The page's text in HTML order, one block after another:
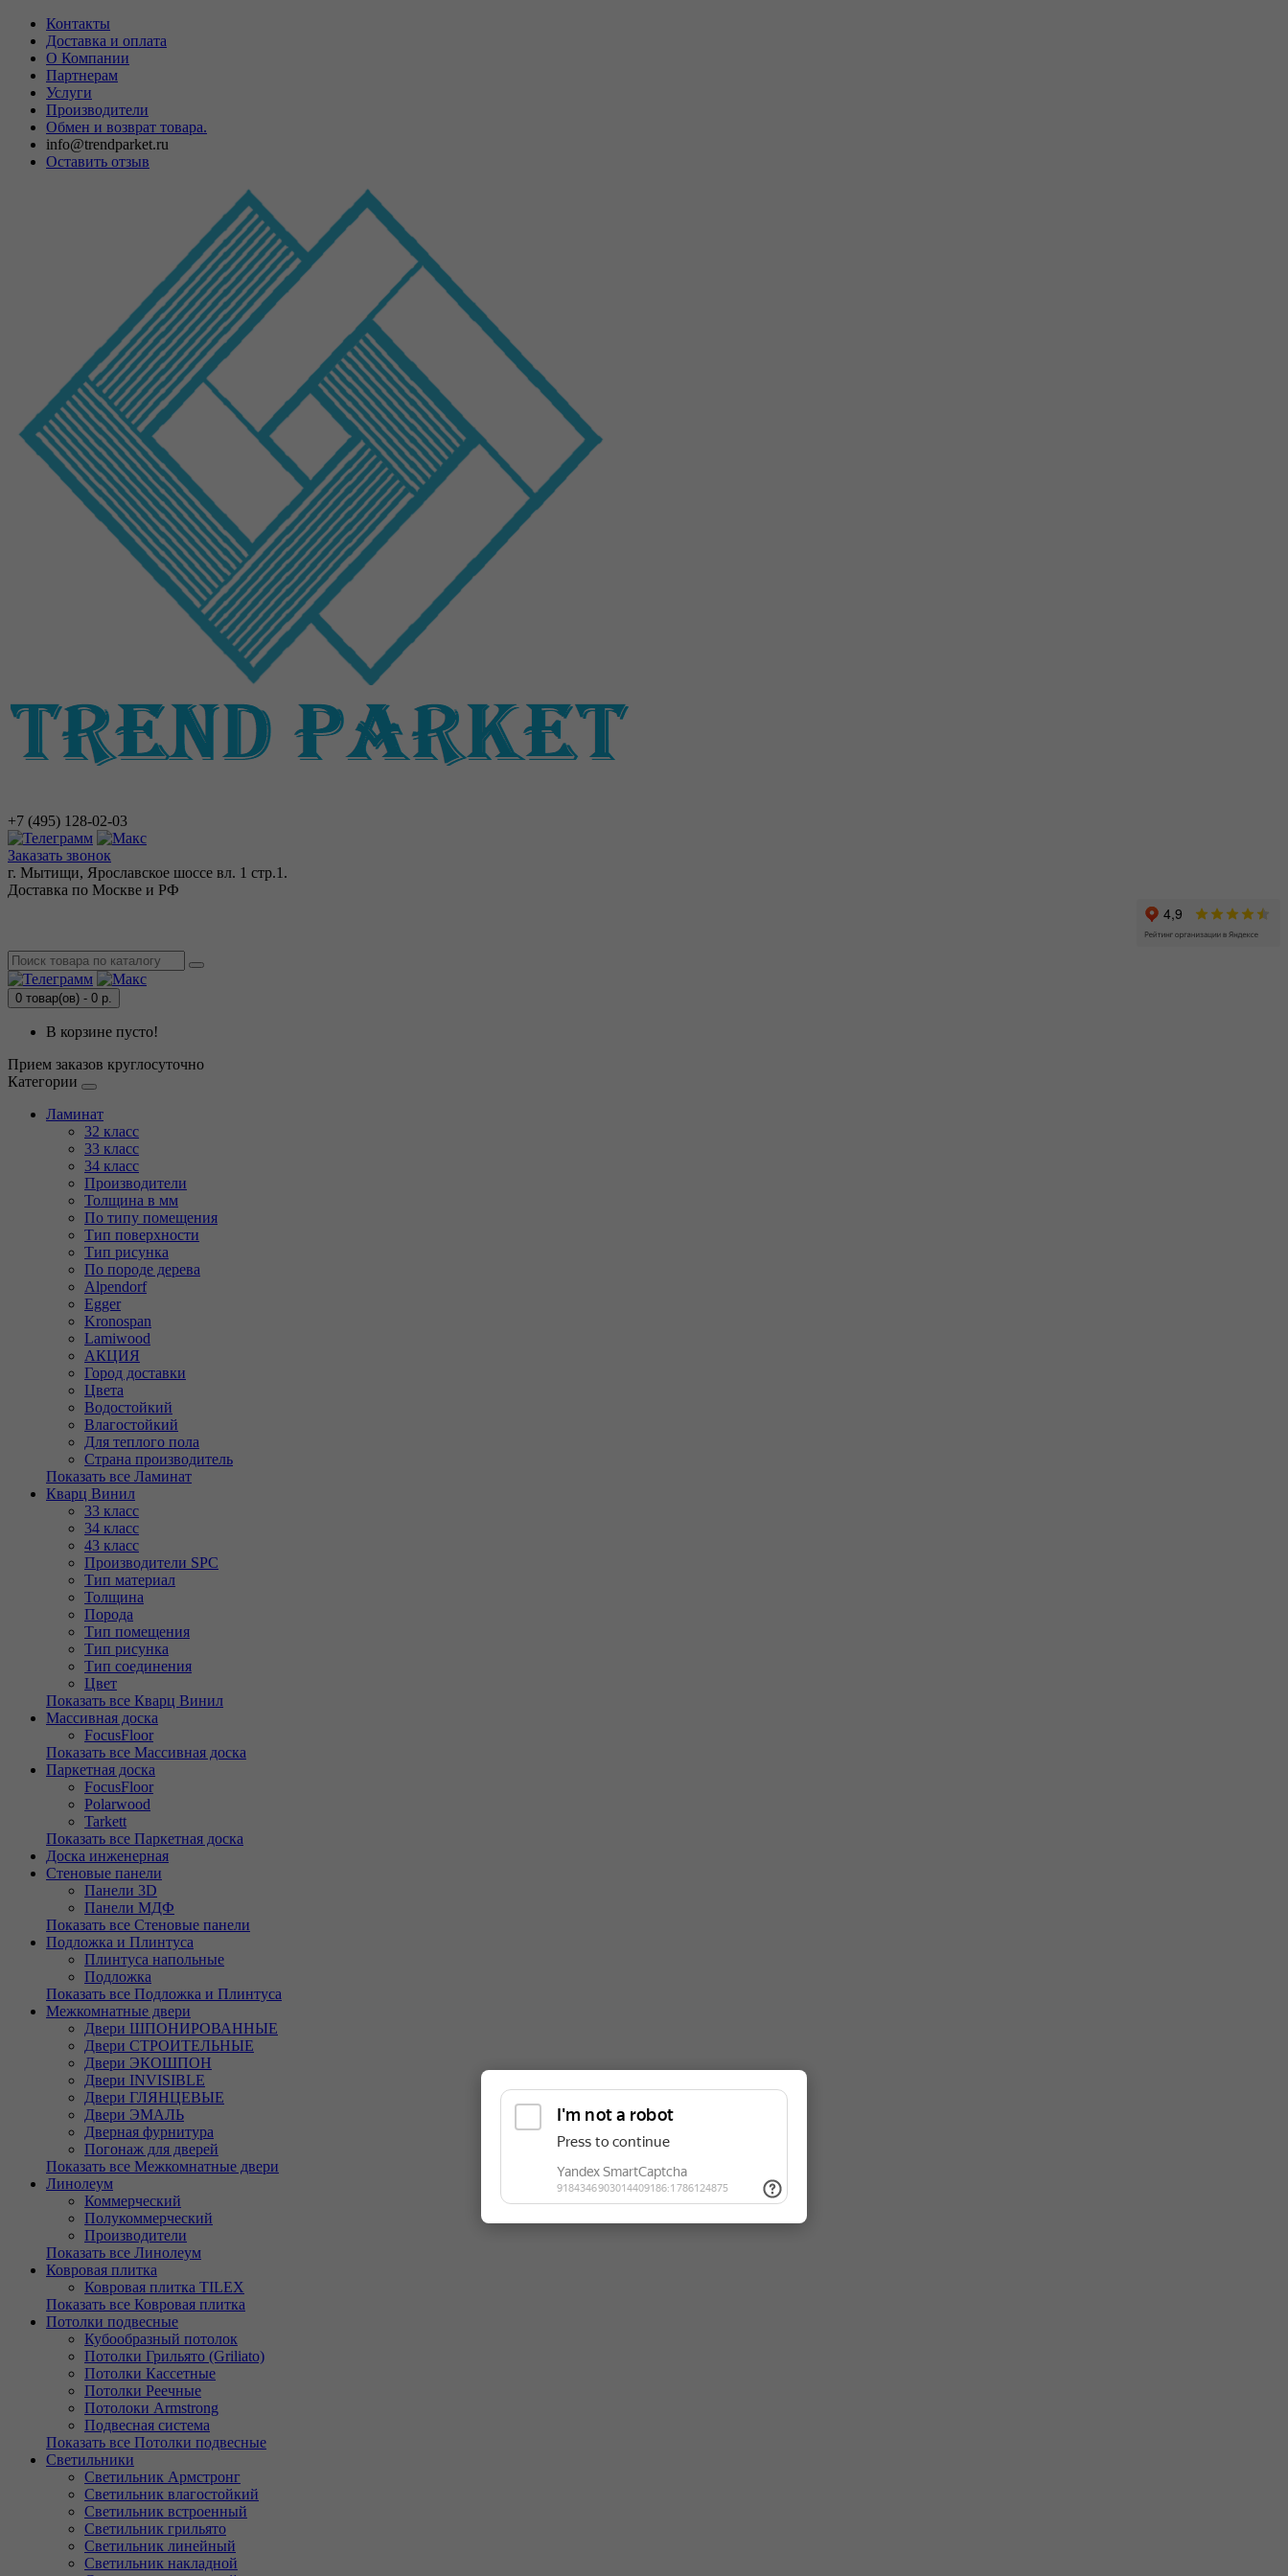
Контакты
Доставка и оплата
О Компании
Партнерам
Услуги
Производители
Обмен и возврат товара.
info@trendparket.ru
Оставить отзыв
+7 (495) 128-02-03
Заказать звонок
г. Мытищи, Ярославское шоссе вл. 1 стр.1.
Доставка по Москве и РФ
0 товар(ов) - 0 р.
В корзине пусто!
Прием заказов круглосуточно
Категории
Ламинат
32 класс
33 класс
34 класс
Производители
Толщина в мм
По типу помещения
Тип поверхности
Тип рисунка
По породе дерева
Alpendorf
Egger
Kronospan
Lamiwood
АКЦИЯ
Город доставки
Цвета
Водостойкий
Влагостойкий
Для теплого пола
Страна производитель
Показать все Ламинат
Кварц Винил
33 класс
34 класс
43 класс
Производители SPC
Тип материал
Толщина
Порода
Тип помещения
Тип рисунка
Тип соединения
Цвет
Показать все Кварц Винил
Массивная доска
FocusFloor
Показать все Массивная доска
Паркетная доска
FocusFloor
Polarwood
Tarkett
Показать все Паркетная доска
Доска инженерная
Стеновые панели
Панели 3D
Панели МДФ
Показать все Стеновые панели
Подложка и Плинтуса
Плинтуса напольные
Подложка
Показать все Подложка и Плинтуса
Межкомнатные двери
Двери ШПОНИРОВАННЫЕ
Двери СТРОИТЕЛЬНЫЕ
Двери ЭКОШПОН
Двери INVISIBLE
Двери ГЛЯНЦЕВЫЕ
Двери ЭМАЛЬ
Дверная фурнитура
Погонаж для дверей
Показать все Межкомнатные двери
Линолеум
Коммерческий
Полукоммерческий
Производители
Показать все Линолеум
Ковровая плитка
Ковровая плитка TILEX
Показать все Ковровая плитка
Потолки подвесные
Кубообразный потолок
Потолки Грильято (Griliato)
Потолки Кассетные
Потолки Реечные
Потолоки Armstrong
Подвесная система
Показать все Потолки подвесные
Светильники
Светильник Армстронг
Светильник влагостойкий
Светильник встроенный
Светильник грильято
Светильник линейный
Светильник накладной